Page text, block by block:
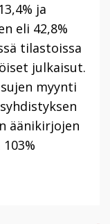
ja
eli 42,8%
tilastoissa
julkaisut.
myynti
äänikirjojen